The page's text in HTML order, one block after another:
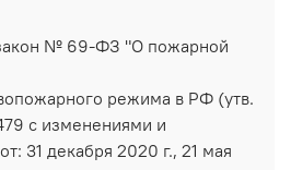
№ 69-ФЗ "О пожарной
режима в РФ (утв.
с изменениями и
31 декабря 2020 г., 21 мая